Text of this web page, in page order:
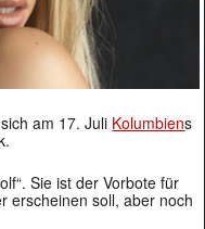
am 17. Juli Kolumbiens
Sie ist der Vorbote für
erscheinen soll, aber noch